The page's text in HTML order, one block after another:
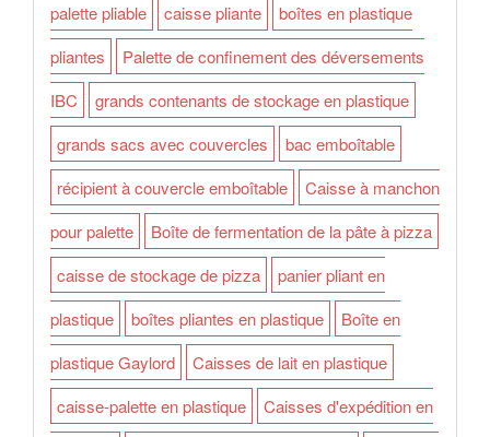
palette pliable
caisse pliante
boîtes en plastique
pliantes
Palette de confinement des déversements
IBC
grands contenants de stockage en plastique
grands sacs avec couvercles
bac emboîtable
récipient à couvercle emboîtable
Caisse à manchon
pour palette
Boîte de fermentation de la pâte à pizza
caisse de stockage de pizza
panier pliant en
plastique
boîtes pliantes en plastique
Boîte en
plastique Gaylord
Caisses de lait en plastique
caisse-palette en plastique
Caisses d'expédition en